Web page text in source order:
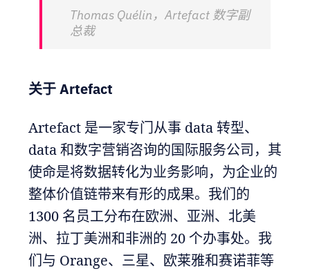
Thomas Quélin，Artefact 数字副
总裁
关于 Artefact
Artefact 是一家专门从事 data 转型、
data 和数字营销咨询的国际服务公司，其
使命是将数据转化为业务影响，为企业的
整体价值链带来有形的成果。我们的
1300 名员工分布在欧洲、亚洲、北美
洲、拉丁美洲和非洲的 20 个办事处。我
们与 Orange、三星、欧莱雅和赛诺菲等